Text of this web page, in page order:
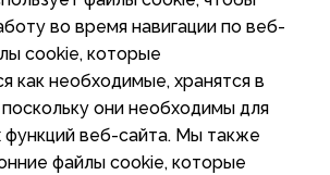
во время навигации по веб-
cookie, которые
как необходимые, хранятся в
они необходимы для
веб-сайта. Мы также
файлы cookie, которые